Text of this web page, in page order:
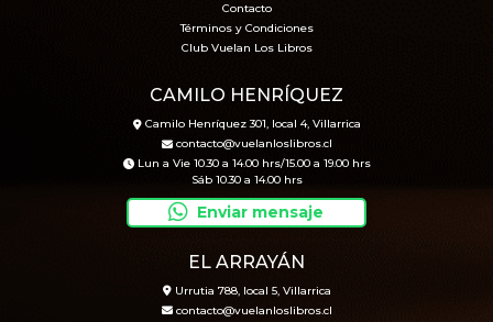
Contacto
Términos y Condiciones
Club Vuelan Los Libros
CAMILO HENRÍQUEZ
Camilo Henríquez 301, local 4, Villarrica
contacto@vuelanloslibros.cl
Lun a Vie 10.30 a 14.00 hrs/15.00 a 19.00 hrs
Sáb 10.30 a 14.00 hrs
Enviar mensaje
EL ARRAYÁN
Urrutia 788, local 5, Villarrica
contacto@vuelanloslibros.cl